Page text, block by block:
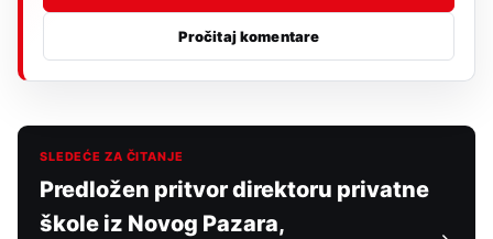
Pročitaj komentare
SLEDEĆE ZA ČITANJE
Predložen pritvor direktoru privatne
škole iz Novog Pazara,